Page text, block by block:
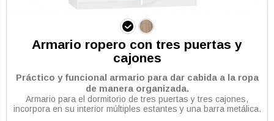
Armario ropero con tres puertas y
cajones
Práctico y funcional armario para dar cabida a la ropa
de manera organizada.
Armario para el dormitorio de tres puertas y tres cajones,
incorpora en su interior múltiples estantes y una barra metálica.